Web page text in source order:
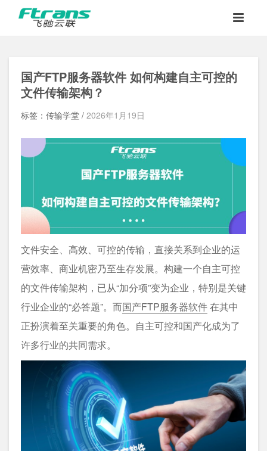
国产FTP服务器软件 如何构建自主可控的
文件传输架构？
标签：传输学堂 / 2026年1月19日
文件安全、高效、可控的传输，直接关系到企业的运
营效率、商业机密乃至生存发展。构建一个自主可控
的文件传输架构，已从“加分项”变为企业，特别是关键
行业企业的“必答题”。而国产FTP服务器软件在其中
正扮演着至关重要的角色。自主可控和国产化成为了
许多行业的共同需求。